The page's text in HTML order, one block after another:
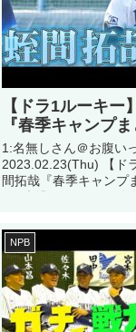
【ドラ1ルーキー
『春季キャンプま
1:名無しさん＠お腹い
2023.02.23(Thu) 【ド
間拓哉『春季キャンプ
画が話題らしいぞ 2:
3:名無しさん...
NPB